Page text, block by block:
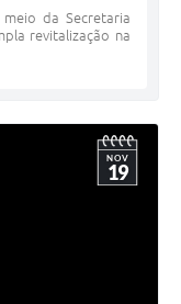
da Secretaria
revitalização na
NOV
19